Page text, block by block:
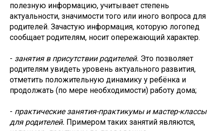
полезную информацию, учитывает степень
актуальности, значимости того или иного вопроса для
родителей. Зачастую информация, которую логопед
сообщает родителям, носит опережающий характер.
- занятия в присутствии родителей. Это позволяет
родителям увидеть уровень актуального развития,
отметить положительную динамику у ребёнка и
продолжать (по мере необходимости) работу дома;
- практические занятия-практикумы и мастер-классы
для родителей. Примером таких занятий являются,